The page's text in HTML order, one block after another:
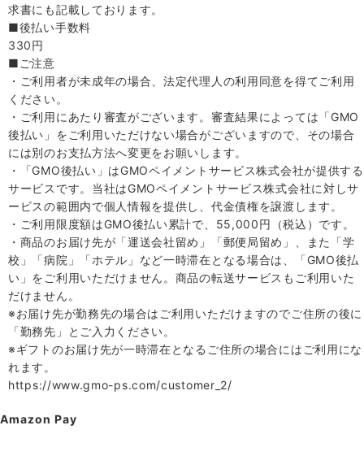
求書にも記載しております。
■後払い手数料
330円
■ご注意
・ご利用者が未成年の場合、法定代理人の利用同意を得てご利用
ください。
・ご利用にあたり審査がございます。審査結果によっては「GMO
後払い」をご利用いただけない場合がございますので、その場合
には別のお支払方法へ変更をお願いします。
・「GMO後払い」はGMOペイメントサービス株式会社が提供する
サービスです。当社はGMOペイメントサービス株式会社に対しサ
ービスの範囲内で個人情報を提供し、代金債権を譲渡します。
・ご利用限度額はGMO後払い累計で、55,000円（税込）です。
・商品のお届け先が「運送会社留め」「郵便局留め」、また「学
校」「病院」「ホテル」など一時滞在となる場合は、「GMO後払
い」をご利用いただけません。商品の転送サービスもご利用いた
だけません。
※お届け先が勤務先の場合はご利用いただけますのでご住所の後に
「勤務先」とご入力ください。
※ギフトのお届け先が一時滞在となるご住所の場合にはご利用にな
れます。
https://www.gmo-ps.com/customer_2/
Amazon Pay